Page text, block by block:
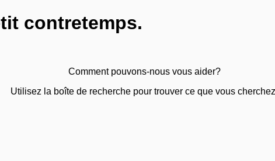
contretemps.
Comment pouvons-nous vous aider?
Utilisez la boîte de recherche pour trouver ce que vous